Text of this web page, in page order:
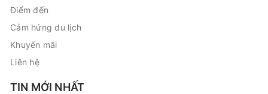
Điểm đến
Cảm hứng du lịch
Khuyến mãi
Liên hệ
TIN MỚI NHẤT